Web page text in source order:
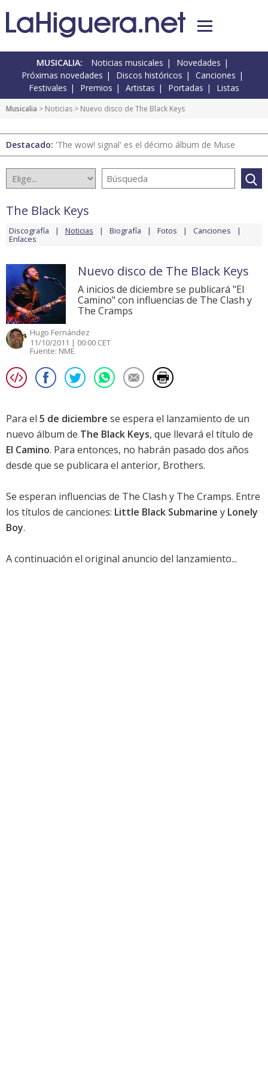
MUSICALIA: Noticias musicales
Novedades
Próximas novedades
Discos históricos
Canciones
Festivales
Premios Artistas Portadas Listas
Musicalia > Noticias > Nuevo disco de The Black Keys
Destacado: 'The wow! signal' es el décimo álbum de Muse
The Black Keys
Discografía Noticias Biografía Fotos Canciones
Enlaces
Nuevo disco de The Black Keys
A inicios de diciembre se publicará "El
Camino" con influencias de The Clash y
The Cramps
Hugo Fernández
11/10/2011 | 00:00 CET
Fuente: NME
Para el 5 de diciembre se espera el lanzamiento de un
nuevo álbum de The Black Keys, que llevará el título de
El Camino. Para entonces, no habrán pasado dos años
desde que se publicara el anterior, Brothers.
Se esperan influencias de The Clash y The Cramps. Entre
los títulos de canciones: Little Black Submarine y Lonely
Boy.
A continuación el original anuncio del lanzamiento...